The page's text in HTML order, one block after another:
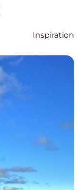
Inspiration